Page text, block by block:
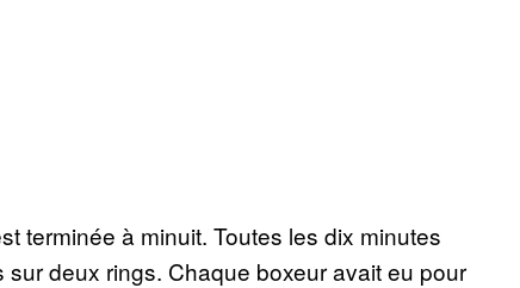
terminée à minuit. Toutes les dix minutes
deux rings. Chaque boxeur avait eu pour